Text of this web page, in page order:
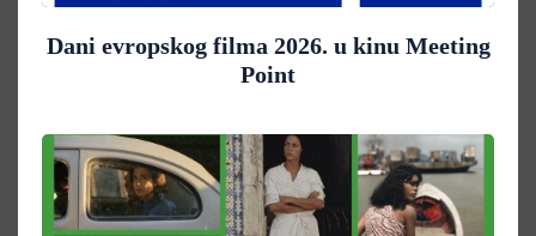
Dani evropskog filma 2026. u kinu Meeting
Point